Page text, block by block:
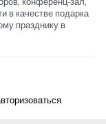
в качестве подарка
празднику в